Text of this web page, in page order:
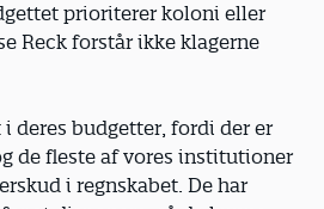
prioriterer koloni eller
Reck forstår ikke klagerne
i deres budgetter, fordi der er
de fleste af vores institutioner
i regnskabet. De har